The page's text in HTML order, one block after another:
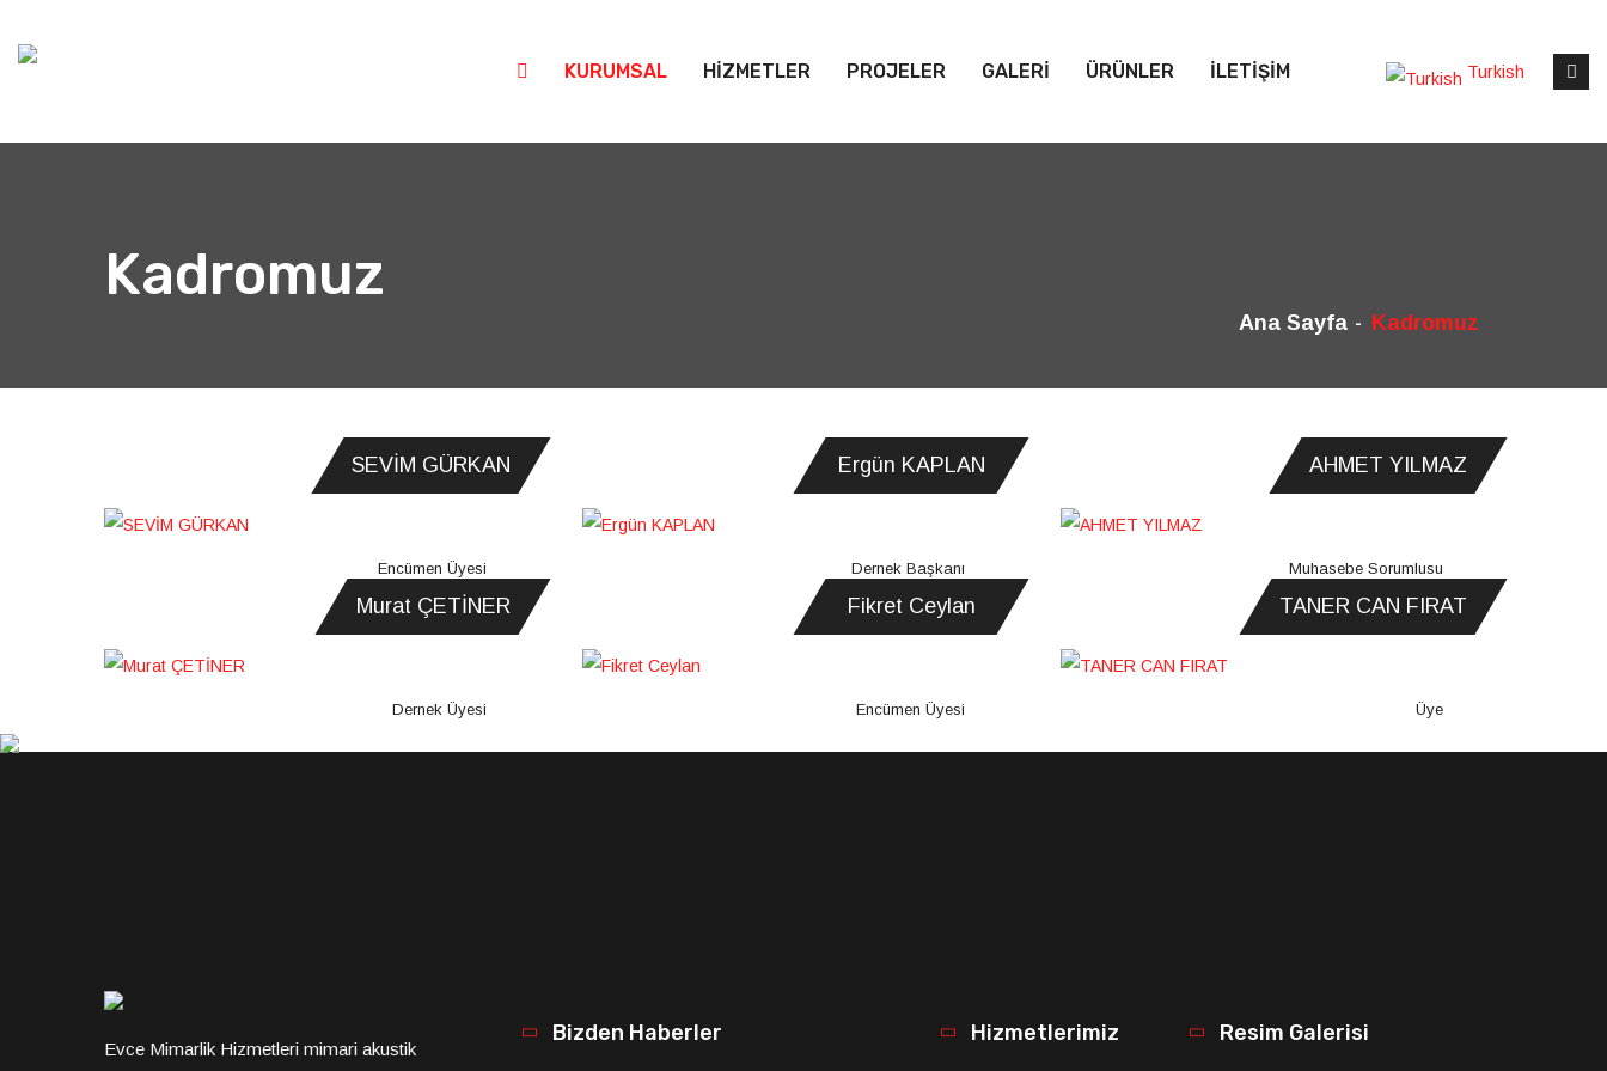
KURUMSAL HİZMETLER PROJELER GALERİ ÜRÜNLER İLETİŞİM Turkish
Kadromuz
Ana Sayfa Kadromuz
SEVİM GÜRKAN
Encümen Üyesi
Ergün KAPLAN
Dernek Başkanı
AHMET YILMAZ
Muhasebe Sorumlusu
Murat ÇETİNER
Dernek Üyesi
Fikret Ceylan
Encümen Üyesi
TANER CAN FIRAT
Üye
Evce Mimarlik Hizmetleri mimari akustik
Bizden Haberler Hizmetlerimiz Resim Galerisi